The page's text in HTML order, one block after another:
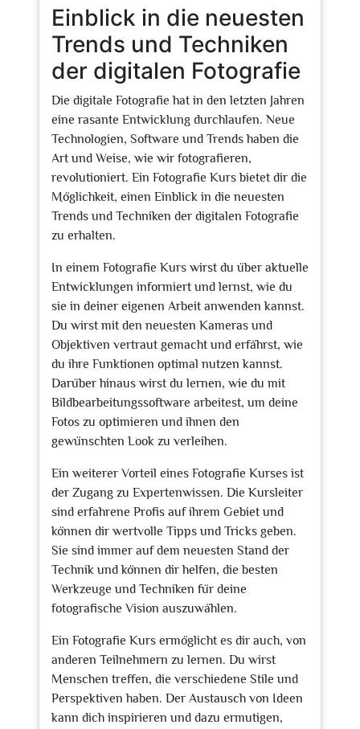
Einblick in die neuesten
Trends und Techniken
der digitalen Fotografie
Die digitale Fotografie hat in den letzten Jahren
eine rasante Entwicklung durchlaufen. Neue
Technologien, Software und Trends haben die
Art und Weise, wie wir fotografieren,
revolutioniert. Ein Fotografie Kurs bietet dir die
Möglichkeit, einen Einblick in die neuesten
Trends und Techniken der digitalen Fotografie
zu erhalten.
In einem Fotografie Kurs wirst du über aktuelle
Entwicklungen informiert und lernst, wie du
sie in deiner eigenen Arbeit anwenden kannst.
Du wirst mit den neuesten Kameras und
Objektiven vertraut gemacht und erfährst, wie
du ihre Funktionen optimal nutzen kannst.
Darüber hinaus wirst du lernen, wie du mit
Bildbearbeitungssoftware arbeitest, um deine
Fotos zu optimieren und ihnen den
gewünschten Look zu verleihen.
Ein weiterer Vorteil eines Fotografie Kurses ist
der Zugang zu Expertenwissen. Die Kursleiter
sind erfahrene Profis auf ihrem Gebiet und
können dir wertvolle Tipps und Tricks geben.
Sie sind immer auf dem neuesten Stand der
Technik und können dir helfen, die besten
Werkzeuge und Techniken für deine
fotografische Vision auszuwählen.
Ein Fotografie Kurs ermöglicht es dir auch, von
anderen Teilnehmern zu lernen. Du wirst
Menschen treffen, die verschiedene Stile und
Perspektiven haben. Der Austausch von Ideen
kann dich inspirieren und dazu ermutigen,